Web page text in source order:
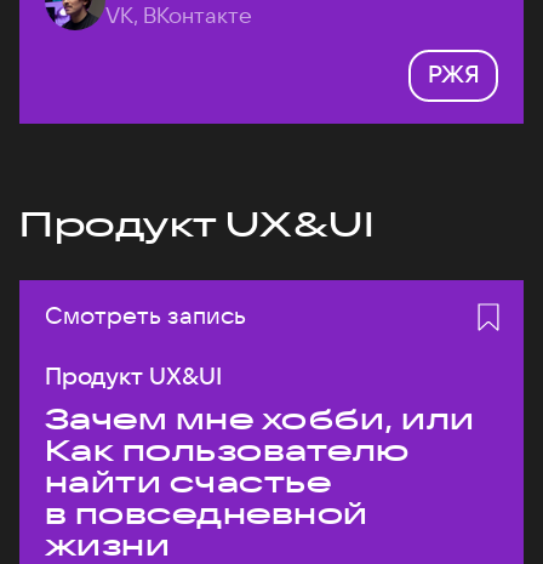
VK, ВКонтакте
РЖЯ
Продукт UX&UI
Смотреть запись
Продукт UX&UI
Зачем мне хобби, или
Как пользователю
найти счастье
в повседневной
жизни